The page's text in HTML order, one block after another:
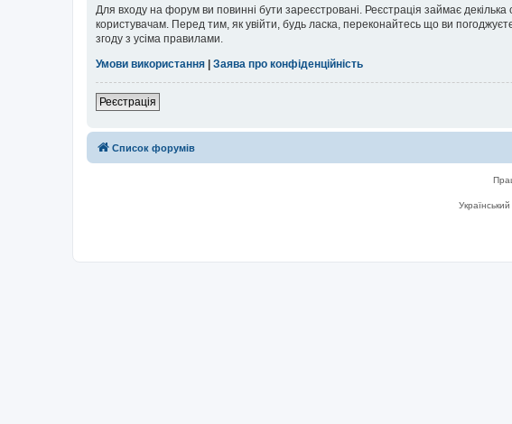
Для входу на форум ви повинні бути зареєстровані. Реєстрація займає
користувачам. Перед тим, як увійти, будь ласка, переконайтесь що ви
згоду з усіма правилами.
Умови використання | Заява про конфіденційність
Реєстрація
Список форумів